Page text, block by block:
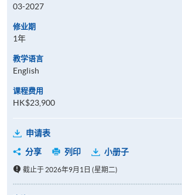
03-2027
修业期
1年
教学语言
English
课程费用
HK$23,900
申请表
分享
列印 小册子
截止于 2026年9月1日 (星期二)